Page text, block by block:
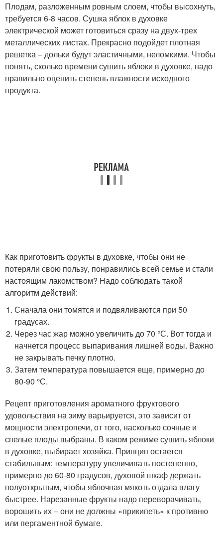
Плодам, разложенным ровным слоем, чтобы высохнуть,
требуется 6-8 часов. Сушка яблок в духовке
электрической может готовиться сразу на двух-трех
металлических листах. Прекрасно подойдет плотная
решетка – дольки будут эластичными, неломкими. Чтобы
понять, сколько времени сушить яблоки в духовке, надо
правильно оценить степень влажности исходного
продукта.
Как приготовить фрукты в духовке, чтобы они не
потеряли свою пользу, понравились всей семье и стали
настоящим лакомством? Надо соблюдать такой
алгоритм действий:
Сначала они томятся и подвяливаются при 50
градусах.
Через час жар можно увеличить до 70 °С. Вот тогда и
начнется процесс выпаривания лишней воды. Важно
не закрывать печку плотно.
Затем температура повышается еще, примерно до
80-90 °С.
Рецепт приготовления ароматного фруктового
удовольствия на зиму варьируется, это зависит от
мощности электропечи, от того, насколько сочные и
спелые плоды выбраны. В каком режиме сушить яблоки
в духовке, выбирает хозяйка. Принцип остается
стабильным: температуру увеличивать постепенно,
примерно до 60-80 градусов, духовой шкаф держать
полуоткрытым, чтобы яблочная мякоть отдала влагу
быстрее. Нарезанные фрукты надо переворачивать,
ворошить их – они не должны «прикипеть» к противню
или пергаментной бумаге.